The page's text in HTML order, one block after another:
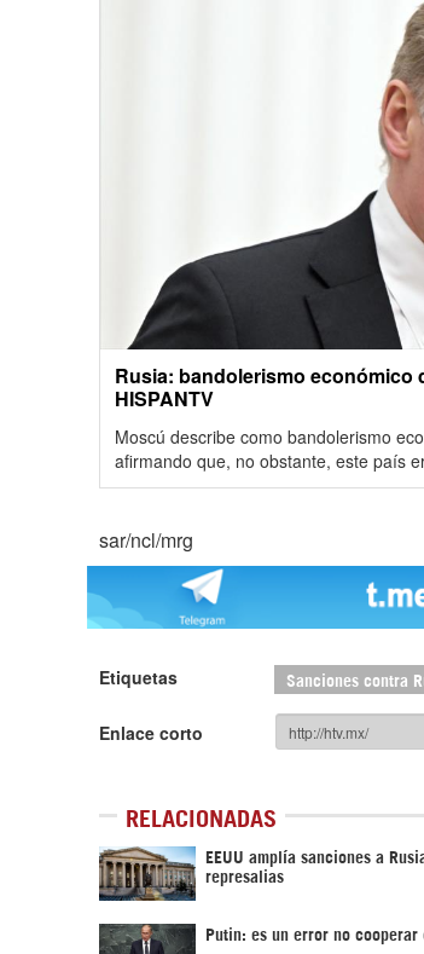
Rusia: bandolerismo económico
HISPANTV
Moscú describe como bandolerismo
afirmando que, no obstante, este país
sar/ncl/mrg
Etiquetas Sanciones contra
Enlace corto
RELACIONADAS
EEUU amplía sanciones a
represalias
Putin: es un error no